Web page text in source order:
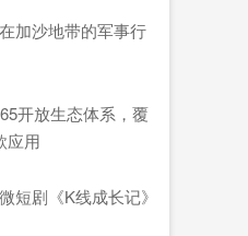
加沙地带的军事行
开放生态体系，覆
应用
短剧《K线成长记》